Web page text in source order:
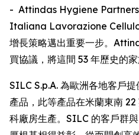
- Attindas Hygiene
Italiana Lavorazione
增長策略邁出重要一步。
買協議，將這間 53 年歷史的家
SILC S.p.A. 為歐洲各地客戶
產品，此等產品在米蘭東南
科廠房生產。SILC 的客戶群